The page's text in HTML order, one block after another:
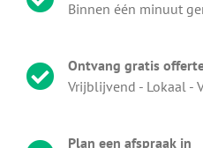
Binnen één minuut
Ontvang gratis
Vrijblijvend - Lokaal -
Plan een afspraak in